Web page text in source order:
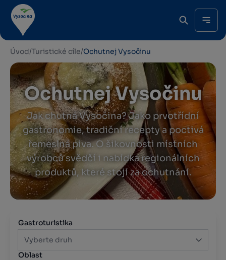
Úvod/Turistické cíle/Ochutnej Vysočinu
Ochutnej Vysočinu
Jak chutná Vysočina? Jako prvotřídní
gastronomie, tradiční recepty a poctivá
řemeslná piva. O šikovnosti místních
výrobců svědčí i nabídka regionálních
produktů, které stojí za ochutnání.
Gastroturistika
Vyberte druh
Oblast